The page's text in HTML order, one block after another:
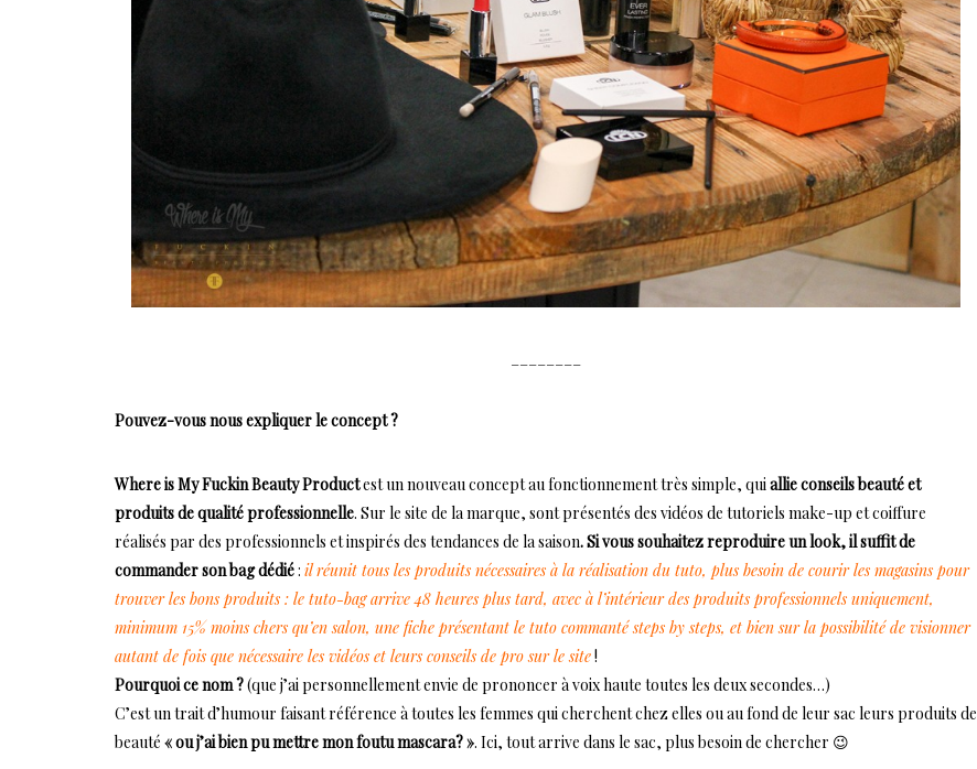
Pouvez-vous nous expliquer le concept ?
Where is My Fuckin Beauty Productest un nouveau concept au fonctionnement très simple, quiallie conseils beauté et
produits de qualité professionnelle. Sur le site de la marque, sont présentés des vidéos de tutoriels make-up et coiffure
réalisés par des professionnels et inspirés des tendances de la saison. Si vous souhaitez reproduire un look, il suffit de
commander son bag dédié: ilréunit tous les produits nécessaires à la réalisation du tuto, plus besoin de courir les magasins pour
trouver les bons produits : le tuto-bag arrive 48 heures plus tard, avec à l’intérieur des produits professionnels uniquement,
minimum 15% moins chers qu’en salon, une fiche présentant le tuto commanté steps by steps, et bien sur la possibilité de visionner
autant de fois que nécessaire les vidéos et leurs conseils de pro sur le site!
Pourquoi ce nom ?(que j’ai personnellement envie de prononcer à voix haute toutes les deux secondes…)
C’est un trait d’humour faisant référence à toutes les femmes qui cherchent chez elles ou au fond de leur sac leurs produits de
beauté « ou j’ai bien pu mettre mon foutu mascara? ». Ici, tout arrive dans le sac, plus besoin de chercher 😉